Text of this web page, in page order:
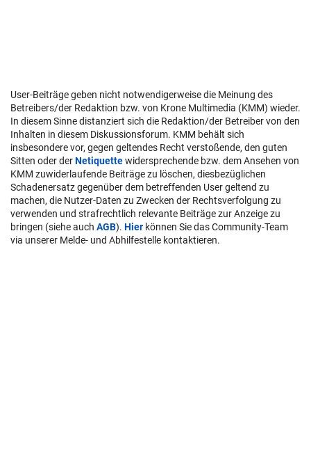
User-Beiträge geben nicht notwendigerweise die Meinung des
Betreibers/der Redaktion bzw. von Krone Multimedia (KMM) wieder.
In diesem Sinne distanziert sich die Redaktion/der Betreiber von den
Inhalten in diesem Diskussionsforum. KMM behält sich
insbesondere vor, gegen geltendes Recht verstoßende, den guten
Sitten oder derNetiquettewidersprechende bzw. dem Ansehen von
KMM zuwiderlaufende Beiträge zu löschen, diesbezüglichen
Schadenersatz gegenüber dem betreffenden User geltend zu
machen, die Nutzer-Daten zu Zwecken der Rechtsverfolgung zu
verwenden und strafrechtlich relevante Beiträge zur Anzeige zu
bringen (siehe auch AGB). Hier können Sie das Community-Team
via unserer Melde- und Abhilfestelle kontaktieren.